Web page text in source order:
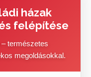
házak
felépítése
természetes
megoldásokkal.